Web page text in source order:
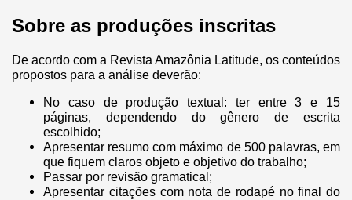
Sobre as produções inscritas
De acordo com a Revista Amazônia Latitude, os conteúdos
propostos para a análise deverão:
No caso de produção textual: ter entre 3 e 15
páginas, dependendo do gênero de escrita
escolhido;
Apresentar resumo com máximo de 500 palavras, em
que fiquem claros objeto e objetivo do trabalho;
Passar por revisão gramatical;
Apresentar citações com nota de rodapé no final do